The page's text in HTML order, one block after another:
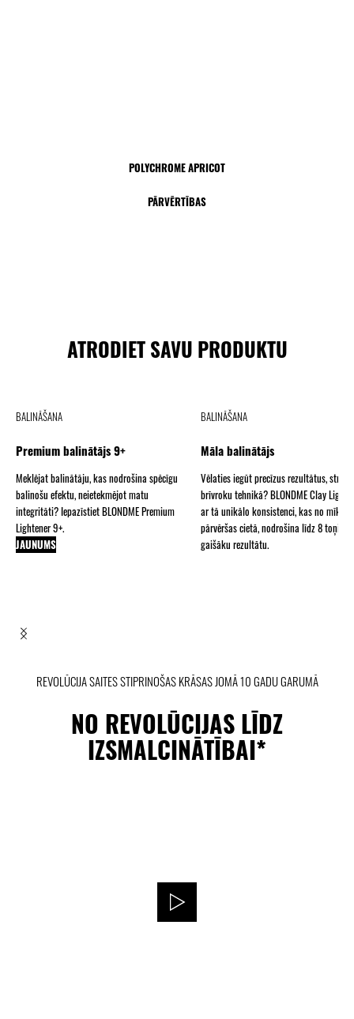
POLYCHROME APRICOT
PĀRVĒRTĪBAS
ATRODIET SAVU PRODUKTU
BALINĀŠANA
Premium balinātājs 9+
Meklējat balinātāju, kas nodrošina spēcīgu
balinošu efektu, neietekmējot matu
integritāti? Iepazīstiet BLONDME Premium
Lightener 9+.
JAUNUMS
BALINĀŠANA
Māla balinātājs
Vēlaties iegūt precīzus rezultātus,
brīvroku tehnikā? BLONDME Clay
ar tā unikālo konsistenci, kas no
pārvēršas cietā, nodrošina līdz 8 toņiem
gaišāku rezultātu.
REVOLŪCIJA SAITES STIPRINOŠAS KRĀSAS JOMĀ 10 GADU GARUMĀ
NO REVOLŪCIJAS LĪDZ
IZSMALCINĀTĪBAI*